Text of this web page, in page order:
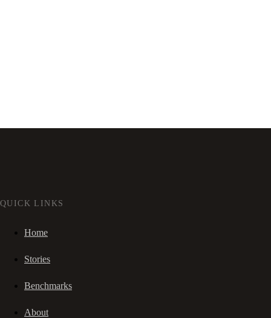
QUICK LINKS
Home
Stories
Benchmarks
About